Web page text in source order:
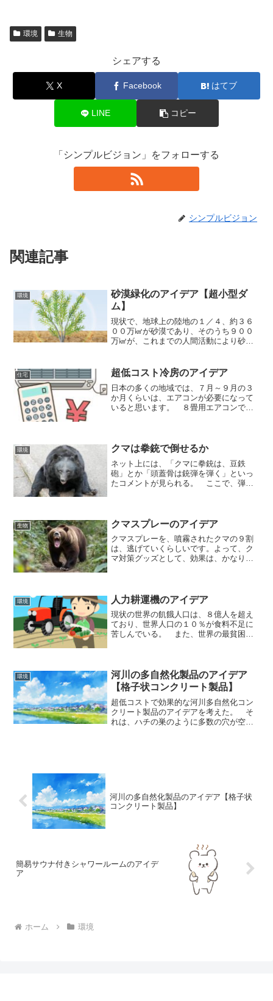
環境 生物
シェアする
X Facebook はてブ
LINE コピー
「シンプルビジョン」をフォローする
シンプルビジョン
関連記事
環境
砂漠緑化のアイデア【超小型ダ
ム】
現状で、地球上の陸地の１／４、約３６
００万㎢が砂漠であり、そのうち９００
万㎢が、これまでの人間活動により砂漠
る面積になり、その面積を人間が砂漠に
してしまったことになりま...
住宅 超低コスト冷房のアイデア
日本の多くの地域では、７月～９月の３
か月くらいは、エアコンが必要になって
いると思います。 ８畳用エアコンで、
部屋でエアコン同時使用...
環境 クマは拳銃で倒せるか
ネット上には、「クマに拳銃は、豆鉄
砲」とか「頭蓋骨は銃弾を弾く」といっ
たコメントが見られる。 ここで、弾丸
3500j22lr弾...
生物 クマスプレーのアイデア
クマスプレーを、噴霧されたクマの９割
は、逃げていくらしいです。よって、ク
マ対策グッズとして、効果は、かなり期
ススプレーはガス圧等の経...
環境 人力耕運機のアイデア
現状の世界の飢餓人口は、８億人を超え
ており、世界人口の１０％が食料不足に
苦しんでいる。 また、世界の最貧困層
ジアに集中する傾向...
環境
河川の多自然化製品のアイデア
【格子状コンクリート製品】
超低コストで効果的な河川多自然化コン
クリート製品のアイデアを考えた。 そ
れは、ハチの巣のように多数の穴が空い
河川の多自然化製品のアイデア【格子状
コンクリート製品】
簡易サウナ付きシャワールームのアイデ
ア
ホーム 環境